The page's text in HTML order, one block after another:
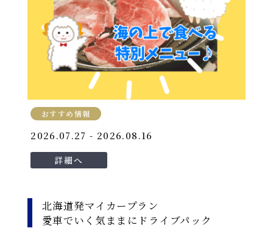
おすすめ情報
2026.07.27 - 2026.08.16
詳細へ
北海道発マイカープラン
愛車でいく気ままにドライブパック